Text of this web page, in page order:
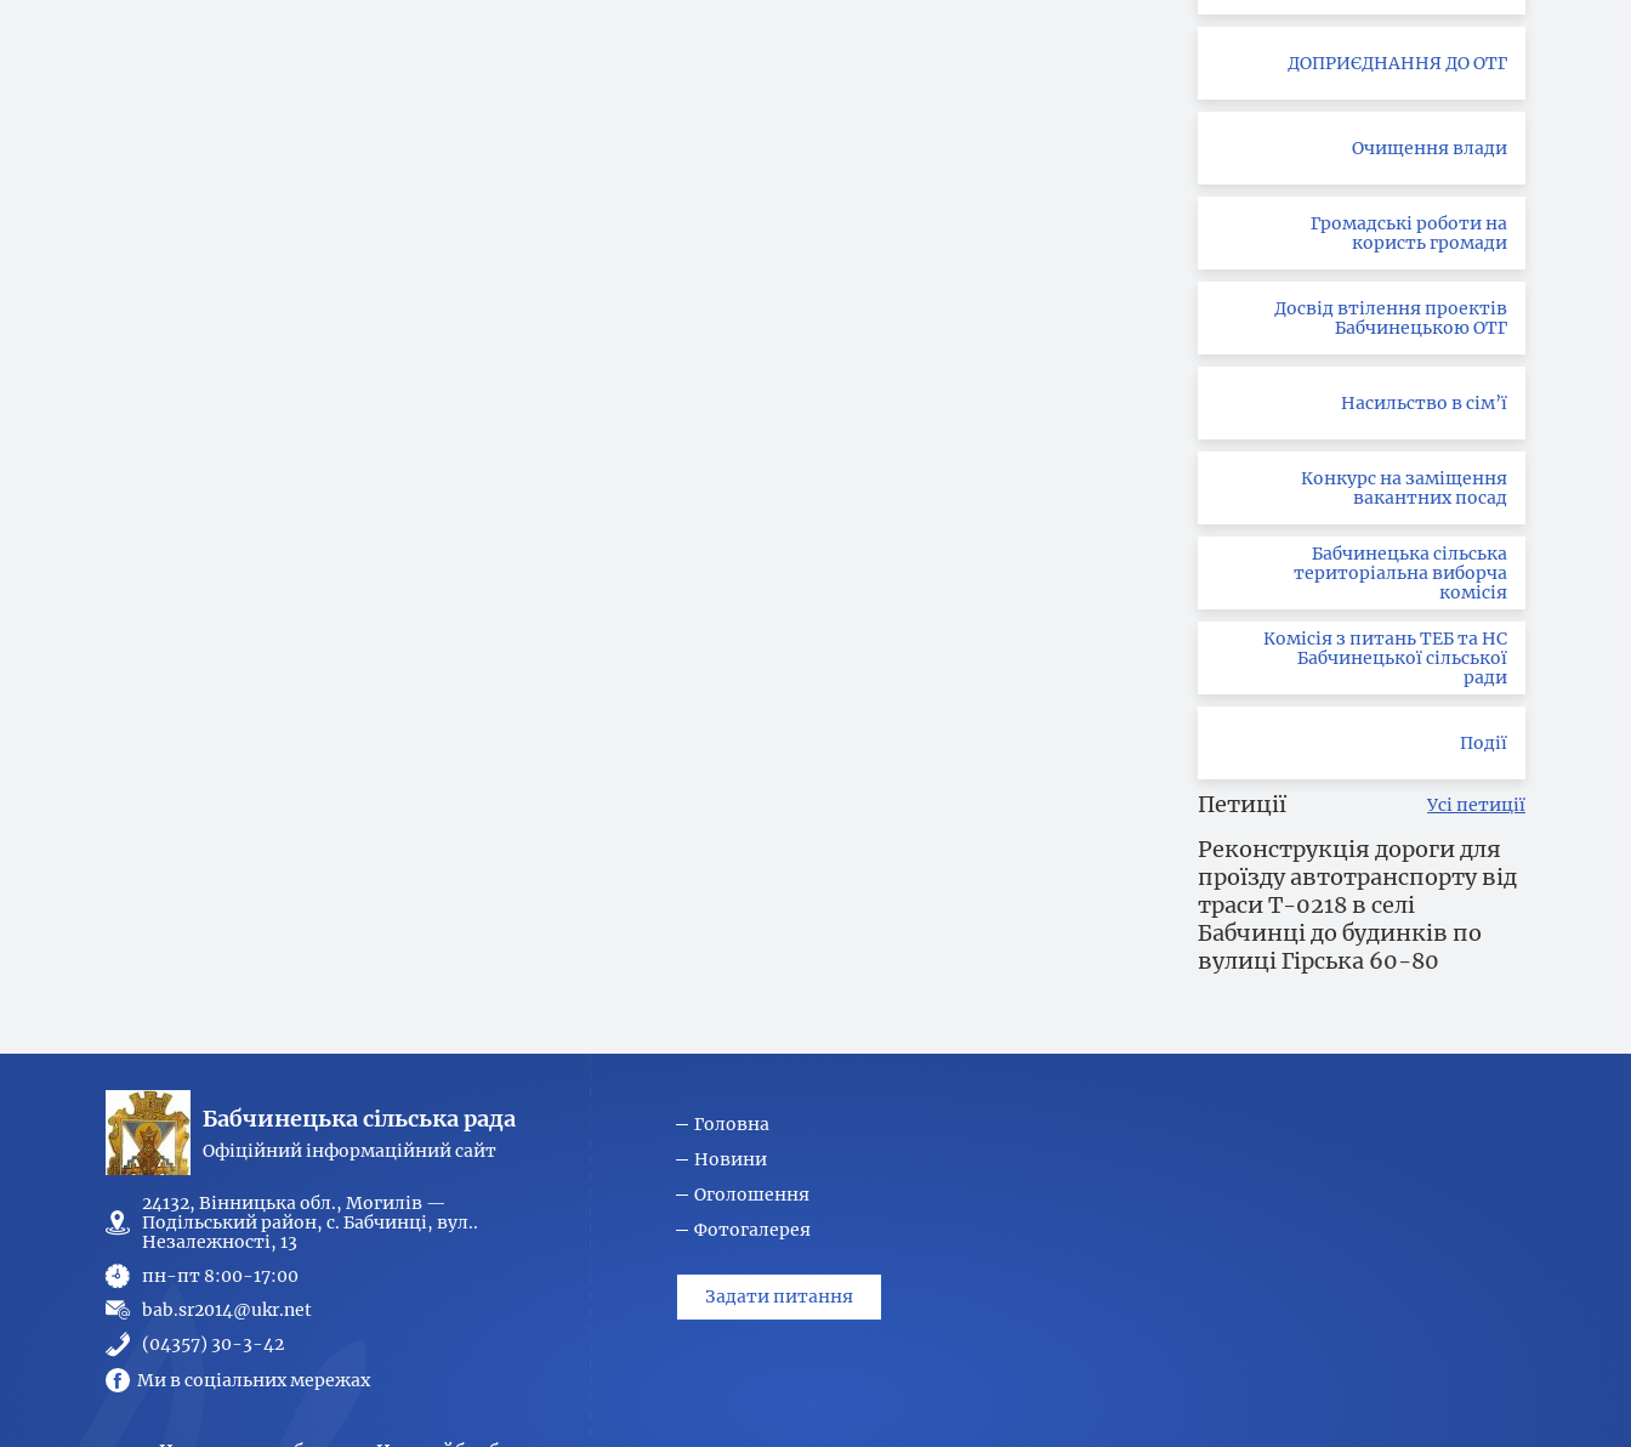
ДОПРИЄДНАННЯ ДО ОТГ
Очищення влади
Громадські роботи на
користь громади
Досвід втілення проектів
Бабчинецькою ОТГ
Насильство в сім’ї
Конкурс на заміщення
вакантних посад
Бабчинецька сільська
територіальна виборча
комісія
Комісія з питань ТЕБ та НС
Бабчинецької сільської
ради
Події
Петиції Усі петиції
Реконструкція дороги для
проїзду автотранспорту від
траси Т-0218 в селі
Бабчинці до будинків по
вулиці Гірська 60-80
Бабчинецька сільська рада
Офіційний інформаційний сайт
24132, Вінницька обл., Могилів —
Подільський район, с. Бабчинці, вул..
Незалежності, 13
пн-пт 8:00-17:00
bab.sr2014@ukr.net
(04357) 30-3-42
Ми в соціальних мережах
Головна
Новини
Оголошення
Фотогалерея
Задати питання